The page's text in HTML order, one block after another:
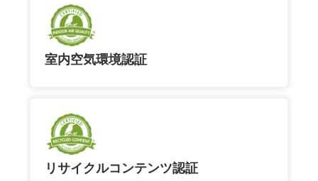
室内空気環境認証
リサイクルコンテンツ認証